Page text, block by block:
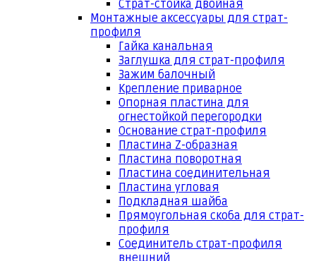
Страт-стойка двойная
Монтажные аксессуары для страт-
профиля
Гайка канальная
Заглушка для страт-профиля
Зажим балочный
Крепление приварное
Опорная пластина для
огнестойкой перегородки
Основание страт-профиля
Пластина Z-образная
Пластина поворотная
Пластина соединительная
Пластина угловая
Подкладная шайба
Прямоугольная скоба для страт-
профиля
Соединитель страт-профиля
внешний